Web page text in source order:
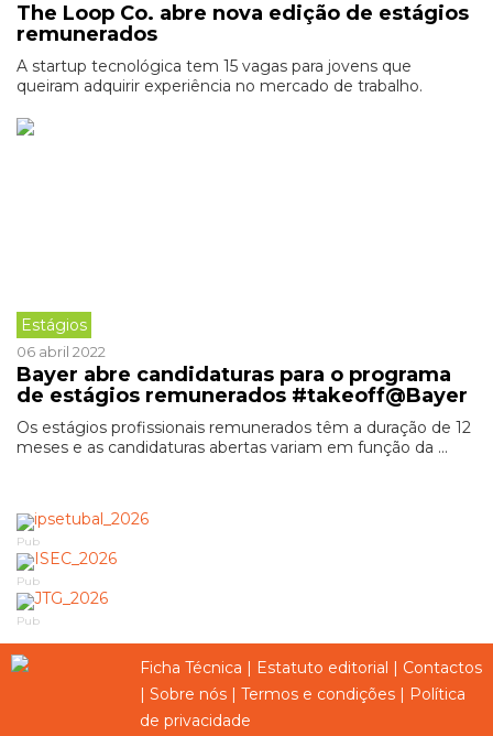
The Loop Co. abre nova edição de estágios
remunerados
A startup tecnológica tem 15 vagas para jovens que
queiram adquirir experiência no mercado de trabalho.
Estágios
06 abril 2022
Bayer abre candidaturas para o programa
de estágios remunerados #takeoff@Bayer
Os estágios profissionais remunerados têm a duração de 12
meses e as candidaturas abertas variam em função da ...
Pub
Pub
Pub
Ficha Técnica | Estatuto editorial | Contactos
| Sobre nós | Termos e condições | Política
de privacidade